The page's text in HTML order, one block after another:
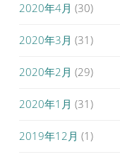
2020年4月 (30)
2020年3月 (31)
2020年2月 (29)
2020年1月 (31)
2019年12月 (1)